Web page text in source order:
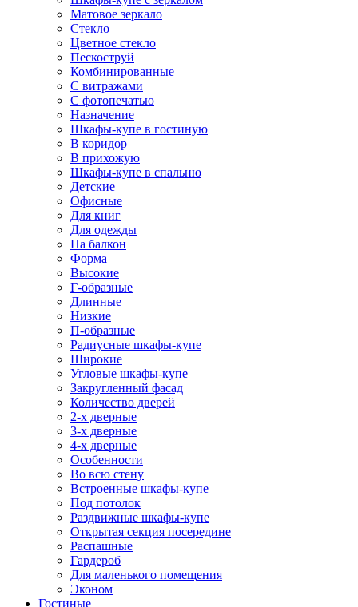
Матовое зеркало
Стекло
Цветное стекло
Пескоструй
Комбинированные
С витражами
С фотопечатью
Назначение
Шкафы-купе в гостиную
В коридор
В прихожую
Шкафы-купе в спальню
Детские
Офисные
Для книг
Для одежды
На балкон
Форма
Высокие
Г-образные
Длинные
Низкие
П-образные
Радиусные шкафы-купе
Широкие
Угловые шкафы-купе
Закругленный фасад
Количество дверей
2-х дверные
3-х дверные
4-х дверные
Особенности
Во всю стену
Встроенные шкафы-купе
Под потолок
Раздвижные шкафы-купе
Открытая секция посередине
Распашные
Гардероб
Для маленького помещения
Эконом
Гостиные